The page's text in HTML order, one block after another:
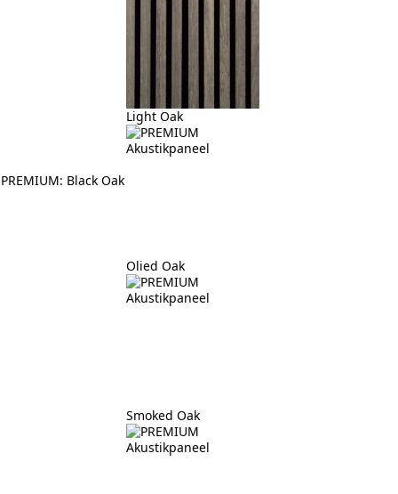
PREMIUM: Black Oak
Light Oak
Olied Oak
Smoked Oak